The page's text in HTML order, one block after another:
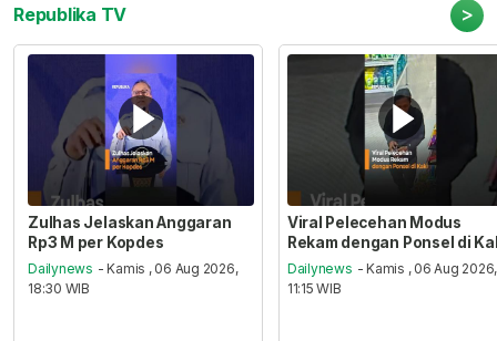
Republika TV >
Zulhas Jelaskan Anggaran
Rp3 M per Kopdes
Dailynews - Kamis , 06 Aug 2026,
18:30 WIB
Viral Pelecehan Modus
Rekam dengan Ponsel di
Dailynews - Kamis , 06 Aug 2026,
11:15 WIB